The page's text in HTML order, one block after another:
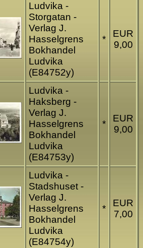
Ludvika -
Storgatan -
Verlag J.
Hasselgrens
Bokhandel
Ludvika
(E84752y)
*
EUR
9,00
Ludvika -
Haksberg -
Verlag J.
Hasselgrens
Bokhandel
Ludvika
(E84753y)
*
EUR
9,00
Ludvika -
Stadshuset -
Verlag J.
Hasselgrens
Bokhandel
Ludvika
(E84754y)
*
EUR
7,00